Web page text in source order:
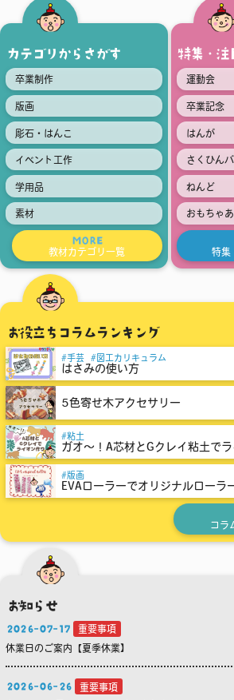
カテゴリからさがす
卒業制作
版画
彫石・はんこ
イベント工作
学用品
素材
MORE
教材カテゴリ一覧
特集・注
運動会
卒業記念
はんが
さくひん
ねんど
おもちゃ
特集
お役立ちコラムランキング
手芸 図工カリキュラム
はさみの使い方
5色寄せ木アクセサリー
粘土
ガオ～！A芯材とGクレイ粘土でラ
版画
EVAローラーでオリジナルローラ
コラ
お知らせ
2026-07-17
重要事項
休業日のご案内【夏季休業】
2026-06-26
重要事項